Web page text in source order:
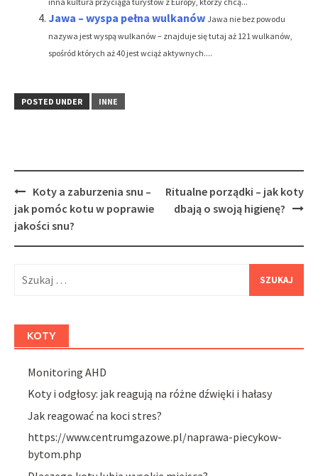
Jawa – wyspa pełna wulkanów Jawa nie bez powodu
nazywa jest wyspą wulkanów – znajduje się tutaj aż 121 wulkanów,
spośród których aż 40 jest wciąż aktywnych....
POSTED UNDER INNE
Post
navigation
Koty a zaburzenia snu –
jak pomóc kotu w poprawie
jakości snu?
Ritualne porządki – jak koty
dbają o swoją higienę?
KOTY
Monitoring AHD
Koty i odgłosy: jak reagują na różne dźwięki i hałasy
Jak reagować na koci stres?
https://www.centrumgazowe.pl/naprawa-piecykow-
bytom.php